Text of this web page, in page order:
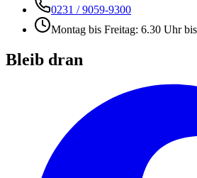
0231 / 9059-9300
Montag bis Freitag: 6.30 Uhr
Bleib dran